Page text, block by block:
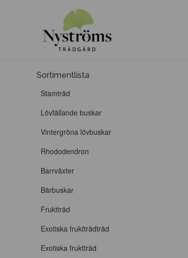
Sortimentlista
Stamträd
Lövfällande buskar
Vintergröna lövbuskar
Rhododendron
Barrväxter
Bärbuskar
Fruktträd
Exotiska fruktträdträd
Exotiska fruktträd